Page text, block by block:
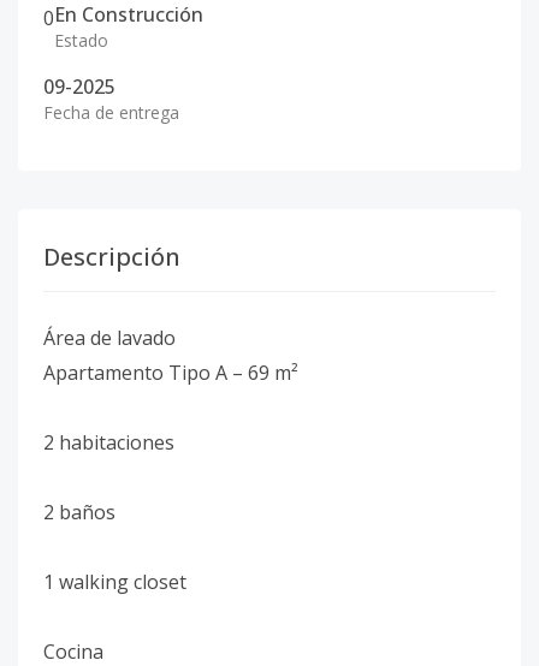
0En Construcción
Estado
09-2025
Fecha de entrega
Descripción
Área de lavado
Apartamento Tipo A – 69 m²
2 habitaciones
2 baños
1 walking closet
Cocina